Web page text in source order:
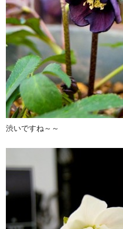
渋いですね～～